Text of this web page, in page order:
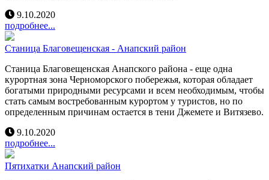
9.10.2020
подробнее...
Станица Благовещенская - Анапский район
Станица Благовещенская Анапского района - еще одна
курортная зона Черноморского побережья, которая обладает
богатыми природными ресурсами и всем необходимым, чтобы
стать самым востребованным курортом у туристов, но по
определенным причинам остается в тени Джемете и Витязево.
9.10.2020
подробнее...
Пятихатки Анапский район